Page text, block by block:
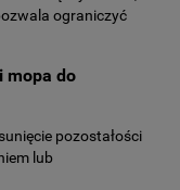
ograniczyć
mopa do
pozostałości
lub